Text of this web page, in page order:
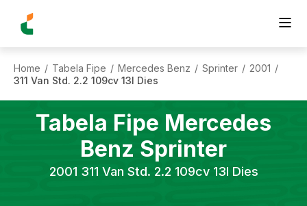
Home / Tabela Fipe / Mercedes Benz / Sprinter / 2001 /
311 Van Std. 2.2 109cv 13l Dies
Tabela Fipe Mercedes
Benz Sprinter
2001 311 Van Std. 2.2 109cv 13l Dies